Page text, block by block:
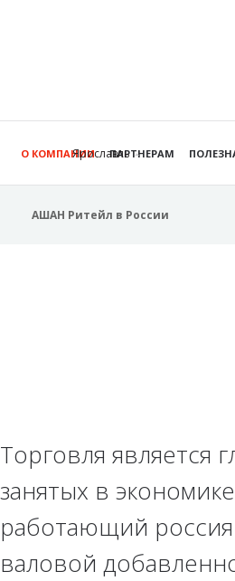
Ярославль
О КОМПАНИИ ПАРТНЕРАМ
АШАН Ритейл в России
Торговля является
занятых в
работающий
валовой